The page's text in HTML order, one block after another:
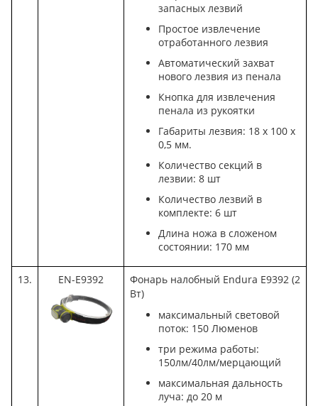
запасных лезвий
Простое извлечение
отработанного лезвия
Автоматический захват
нового лезвия из пенала
Кнопка для извлечения
пенала из рукоятки
Габариты лезвия: 18 х 100 х
0,5 мм.
Количество секций в
лезвии: 8 шт
Количество лезвий в
комплекте: 6 шт
Длина ножа в сложеном
состоянии: 170 мм
13. EN-E9392
Фонарь налобный Endura E9392 (2
Вт)
максимальный световой
поток: 150 Люменов
три режима работы:
150лм/40лм/мерцающий
максимальная дальность
луча: до 20 м